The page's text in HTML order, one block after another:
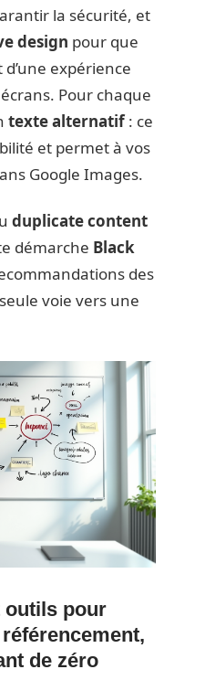
la sécurité, et
design pour que
expérience
Pour chaque
texte alternatif: ce
et permet à vos
Google Images.
duplicate content
démarche Black
des
voie vers une
outils pour
de zéro